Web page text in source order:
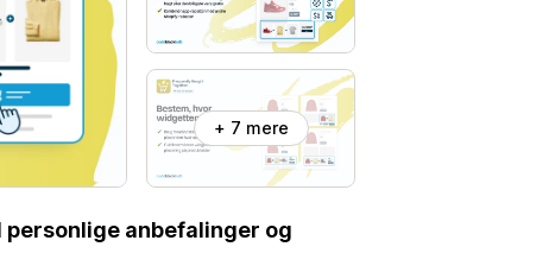
+ 7 mere
anbefalinger og